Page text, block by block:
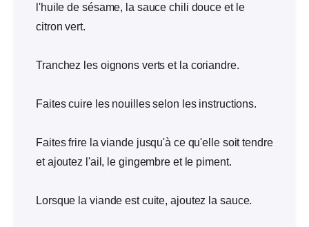
l'huile de sésame, la sauce chili douce et le
citron vert.
Tranchez les oignons verts et la coriandre.
Faites cuire les nouilles selon les instructions.
Faites frire la viande jusqu'à ce qu'elle soit tendre
et ajoutez l'ail, le gingembre et le piment.
Lorsque la viande est cuite, ajoutez la sauce.